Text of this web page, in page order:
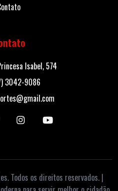
Isabel, 574
3042-9086
Todos os direitos reservados. |